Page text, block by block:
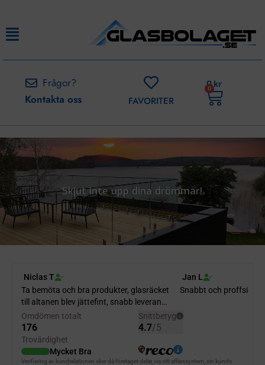
Frågor?
Kontakta oss
FAVORITER
0kr
0
Skjut inte upp dina drömmar!